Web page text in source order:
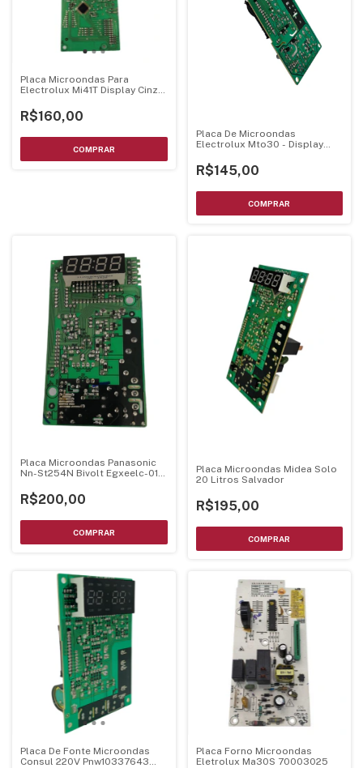
Placa Microondas Para
Electrolux Mi41T Display Cinza
R$160,00
Placa De Microondas
Electrolux Mto30 - Display
R$145,00
Placa Microondas Panasonic
Nn-St254N Bivolt Egxeelc-01-
R$200,00
Placa Microondas Midea Solo
20 Litros Salvador
R$195,00
Placa De Fonte Microondas
Consul 220V Pnw10337643
Placa Forno Microondas
Eletrolux Ma30S 70003025